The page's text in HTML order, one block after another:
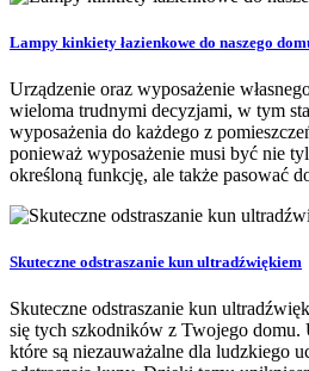
Lampy kinkiety łazienkowe do naszego
Urządzenie oraz wyposażenie
wieloma trudnymi decyzjami, w tym
wyposażenia do każdego z
ponieważ wyposażenie musi być nie
określoną funkcję, ale także pasować
Skuteczne odstraszanie kun ultradźwiękiem
Skuteczne odstraszanie kun
się tych szkodników z Twojego domu.
które są niezauważalne dla ludzkiego